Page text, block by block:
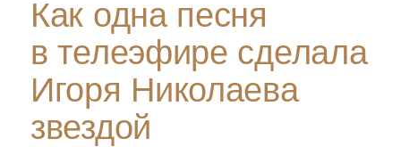
Как одна песня
в телеэфире сделала
Игоря Николаева
звездой